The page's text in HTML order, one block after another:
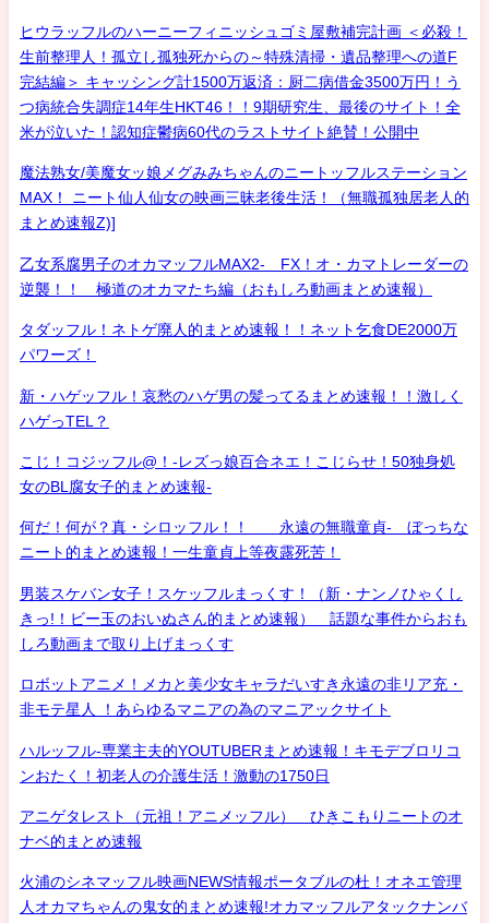
ヒウラッフルのハーニーフィニッシュゴミ屋敷補完計画 ＜必殺！
生前整理人！孤立し孤独死からの～特殊清掃・遺品整理への道F
完結編＞ キャッシング計1500万返済：厨二病借金3500万円！う
つ病統合失調症14年生HKT46！！9期研究生、最後のサイト！全
米が泣いた！認知症鬱病60代のラストサイト絶賛！公開中
魔法熟女/美魔女ッ娘メグみみちゃんのニートッフルステーション
MAX！ ニート仙人仙女の映画三昧老後生活！（無職孤独居老人的
まとめ速報Z)]
乙女系腐男子のオカマッフルMAX2- FX！オ・カマトレーダーの
逆襲！！ 極道のオカマたち編（おもしろ動画まとめ速報）
タダッフル！ネトゲ廃人的まとめ速報！！ネット乞食DE2000万
パワーズ！
新・ハゲッフル！哀愁のハゲ男の髪ってるまとめ速報！！激しく
ハゲっTEL？
こじ！コジッフル@！-レズっ娘百合ネエ！こじらせ！50独身処
女のBL腐女子的まとめ速報-
何だ！何が？真・シロッフル！！ 永遠の無職童貞- ぼっちな
ニート的まとめ速報！一生童貞上等夜露死苦！
男装スケバン女子！スケッフルまっくす！（新・ナンノひゃくし
きっ!！ビー玉のおいぬさん的まとめ速報） 話題な事件からおも
しろ動画まで取り上げまっくす
ロボットアニメ！メカと美少女キャラだいすき永遠の非リア充・
非モテ星人 ！あらゆるマニアの為のマニアックサイト
ハルッフル-専業主夫的YOUTUBERまとめ速報！キモデブロリコ
ンおたく！初老人の介護生活！激動の1750日
アニゲタレスト（元祖！アニメッフル） ひきこもりニートのオ
ナベ的まとめ速報
火浦のシネマッフル映画NEWS情報ポータブルの杜！オネエ管理
人オカマちゃんの鬼女的まとめ速報!オカマッフルアタックナンバ